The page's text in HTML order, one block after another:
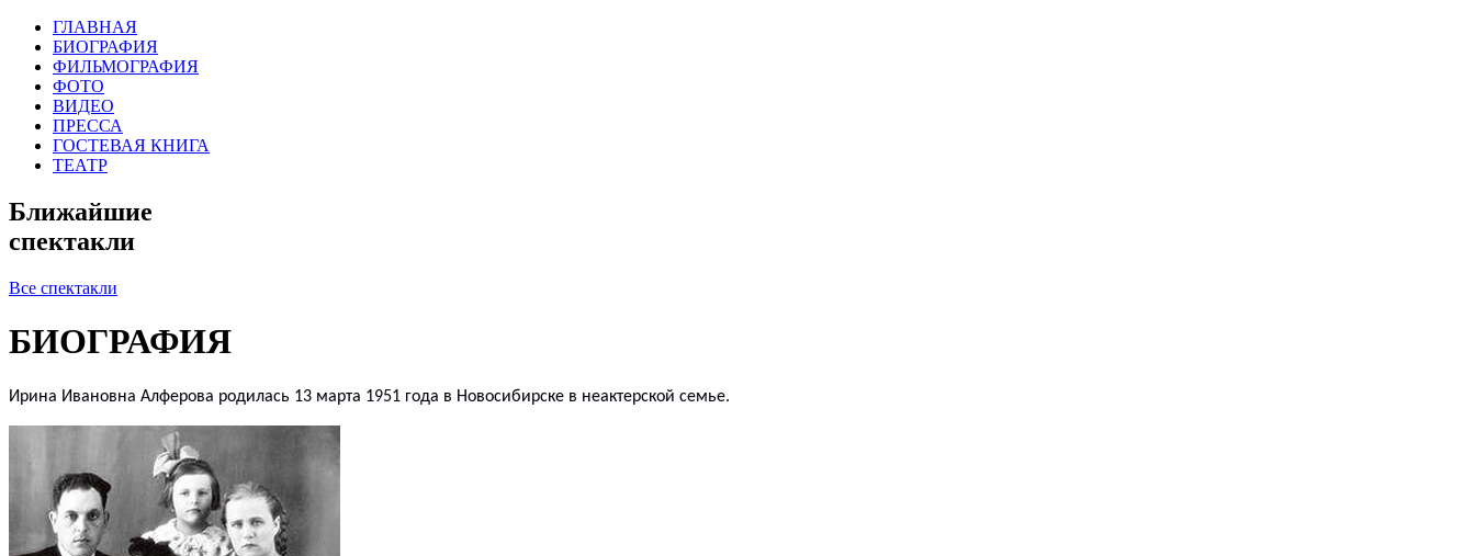
ГЛАВНАЯ
БИОГРАФИЯ
ФИЛЬМОГРАФИЯ
ФОТО
ВИДЕО
ПРЕССА
ГОСТЕВАЯ КНИГА
ТЕАТР
Ближайшие
спектакли
Все спектакли
БИОГРАФИЯ
Ирина Ивановна Алферова родилась 13 марта 1951 года в Новосибирске в неактерской семье.